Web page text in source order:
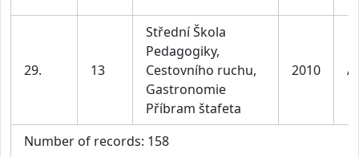
29. 13
Střední Škola
Pedagogiky,
Cestovního ruchu,
Gastronomie
Příbram štafeta
2010 A
Number of records: 158